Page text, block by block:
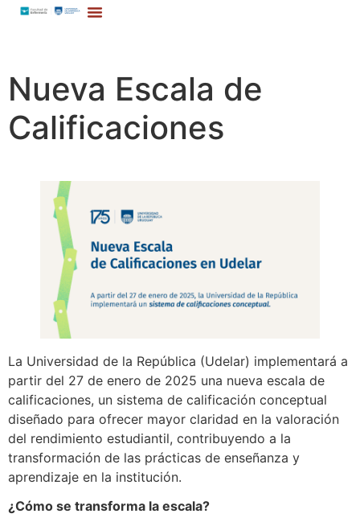
Nueva Escala de
Calificaciones
La Universidad de la República (Udelar) implementará a
partir del 27 de enero de 2025 una nueva escala de
calificaciones, un sistema de calificación conceptual
diseñado para ofrecer mayor claridad en la valoración
del rendimiento estudiantil, contribuyendo a la
transformación de las prácticas de enseñanza y
aprendizaje en la institución.
¿Cómo se transforma la escala?